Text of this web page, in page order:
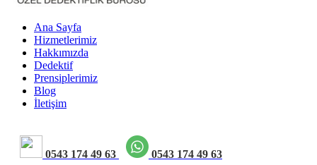
Ana Sayfa
Hizmetlerimiz
Hakkımızda
Dedektif
Prensiplerimiz
Blog
İletişim
0543 174 49 63 0543 174 49 63